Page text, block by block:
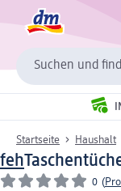
Suchen und
Startseite Haushalt
feh
0 (